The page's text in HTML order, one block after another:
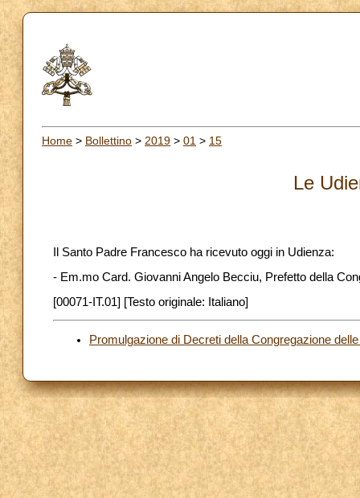
Home > Bollettino > 2019 > 01 > 15
Le
Il Santo Padre Francesco ha ricevuto oggi in Udienza:
- Em.mo Card. Giovanni Angelo Becciu, Prefetto della
[00071-IT.01] [Testo originale: Italiano]
Promulgazione di Decreti della Congregazione